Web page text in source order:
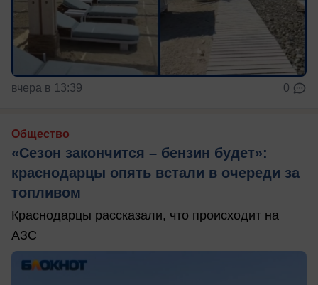
вчера в 13:39 0
Общество
«Сезон закончится – бензин будет»:
краснодарцы опять встали в очереди за
топливом
Краснодарцы рассказали, что происходит на
АЗС